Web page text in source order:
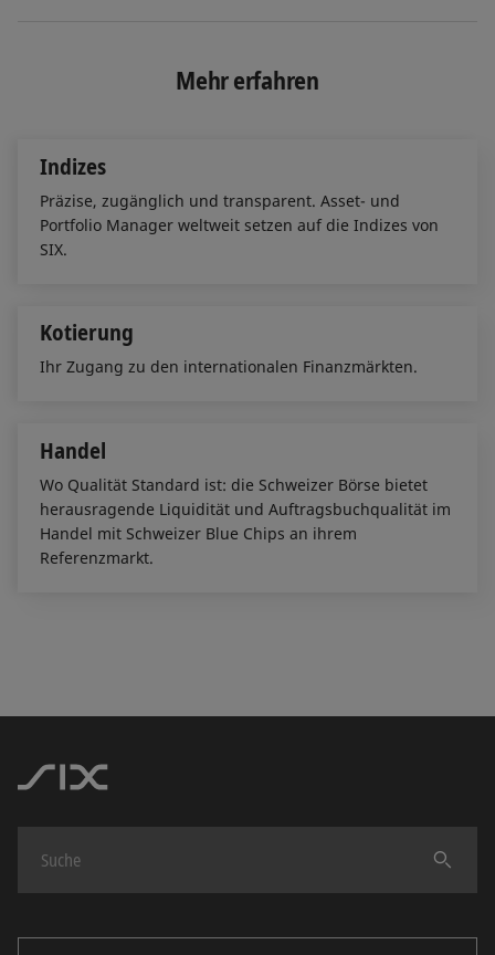
e
d
o
l
Mehr erfahren
Indizes
Präzise, zugänglich und transparent. Asset- und
Portfolio Manager weltweit setzen auf die Indizes von
SIX.
Kotierung
Ihr Zugang zu den internationalen Finanzmärkten.
Handel
Wo Qualität Standard ist: die Schweizer Börse bietet
herausragende Liquidität und Auftragsbuchqualität im
Handel mit Schweizer Blue Chips an ihrem
Referenzmarkt.
Finden